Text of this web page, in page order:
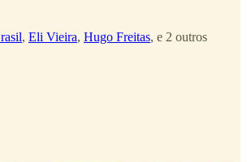
, Eli Vieira, Hugo Freitas, e 2 outros